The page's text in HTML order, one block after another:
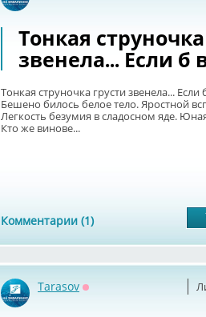
Тонкая
звенела... Если б
Тонкая струночка грусти звенела... Если
Бешено билось белое тело. Яростной
Легкость безумия в сладосном яде.
Кто же винове...
Комментарии (1)
Tarasov